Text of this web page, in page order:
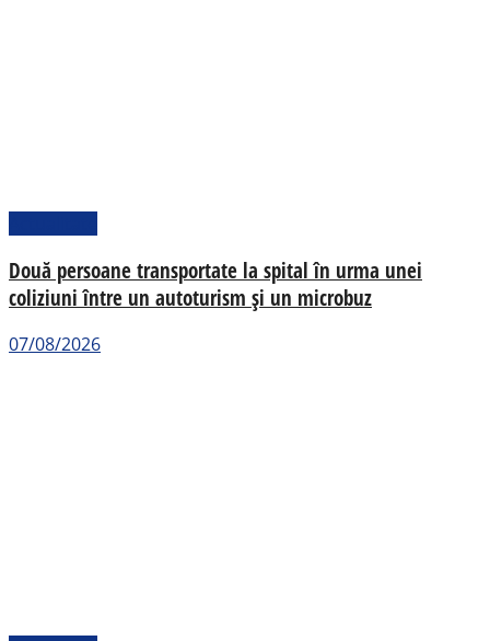
Două persoane transportate la spital în urma unei
coliziuni între un autoturism și un microbuz
07/08/2026